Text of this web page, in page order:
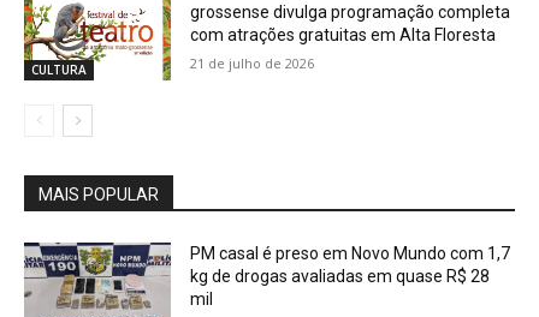
CULTURA
grossense divulga programação completa
com atrações gratuitas em Alta Floresta
21 de julho de 2026
MAIS POPULAR
PM casal é preso em Novo Mundo com 1,7
kg de drogas avaliadas em quase R$ 28
mil